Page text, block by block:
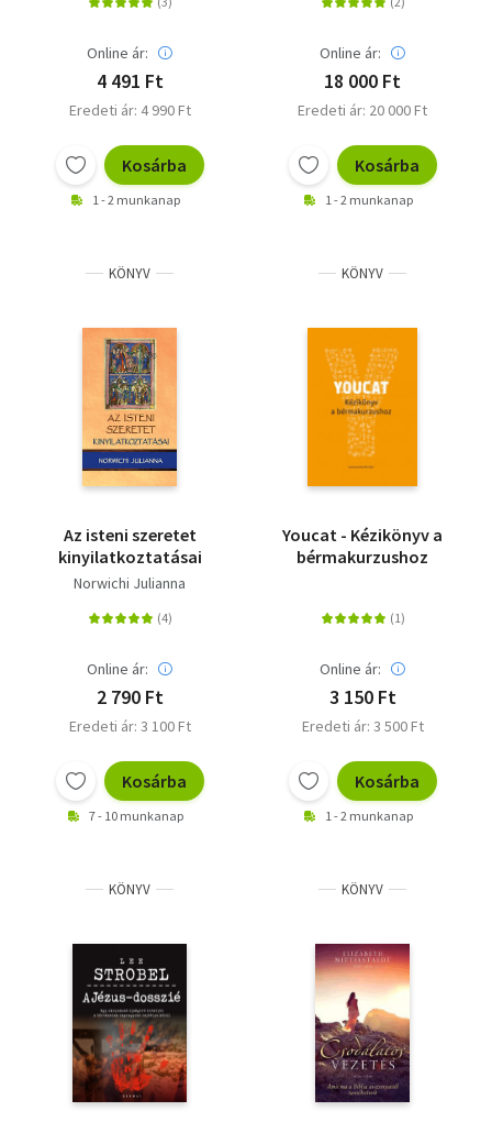
Dallas Jenkins
Online ár:
4 491 Ft
Eredeti ár: 4 990 Ft
Kosárba
1 - 2 munkanap
Online ár:
18 000 Ft
Eredeti ár: 20 000 Ft
Kosárba
1 - 2 munkanap
KÖNYV
Az isteni szeretet
kinyilatkoztatásai
Norwichi Julianna
Online ár:
2 790 Ft
Eredeti ár: 3 100 Ft
Kosárba
7 - 10 munkanap
KÖNYV
Youcat - Kézikönyv a
bérmakurzushoz
Online ár:
3 150 Ft
Eredeti ár: 3 500 Ft
Kosárba
1 - 2 munkanap
KÖNYV KÖNYV